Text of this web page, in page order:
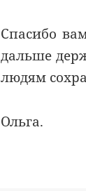
Спасибо
дальше
людям
Ольга.